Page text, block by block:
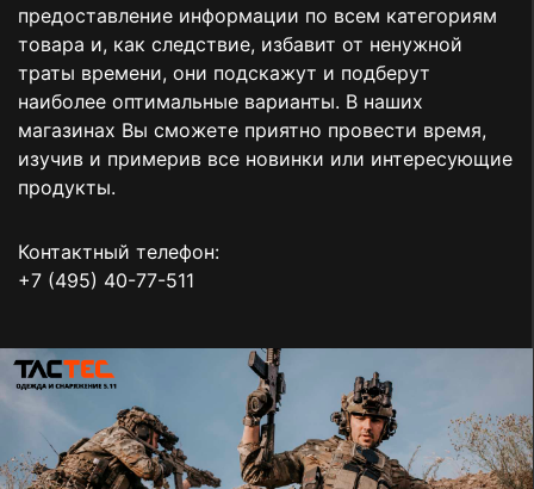
предоставление информации по всем категориям
товара и, как следствие, избавит от ненужной
траты времени, они подскажут и подберут
наиболее оптимальные варианты. В наших
магазинах Вы сможете приятно провести время,
изучив и примерив все новинки или интересующие
продукты.
Контактный телефон:
+7 (495) 40-77-511